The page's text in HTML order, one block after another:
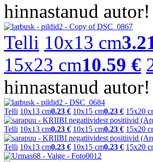
hinnastanud autor!
Telli 10x13 cm
15x23 cm10.59 €
hinnastanud autor!
Telli 10x13 cm0.23 € 10x15 cm0.23 € 15x20
Telli 10x13 cm0.23 € 10x15 cm0.23 € 15x20
Telli 10x13 cm0.23 € 10x15 cm0.23 € 15x20